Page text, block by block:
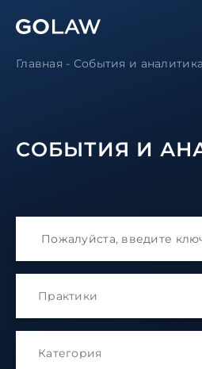
Главная - События и аналитика
СОБЫТИЯ И